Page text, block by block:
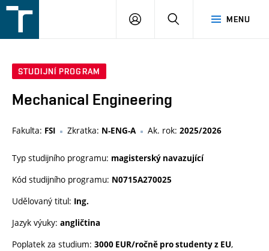
v
MENU
PŘIHLÁŠENÍ
STUDIJNÍ PROGRAM
Mechanical Engineering
Fakulta: FSI Zkratka: N-ENG-A Ak. rok: 2025/2026
Typ studijního programu: magisterský navazující
Kód studijního programu: N0715A270025
Udělovaný titul: Ing.
Jazyk výuky: angličtina
Poplatek za studium: 3000 EUR/ročně pro studenty z EU,